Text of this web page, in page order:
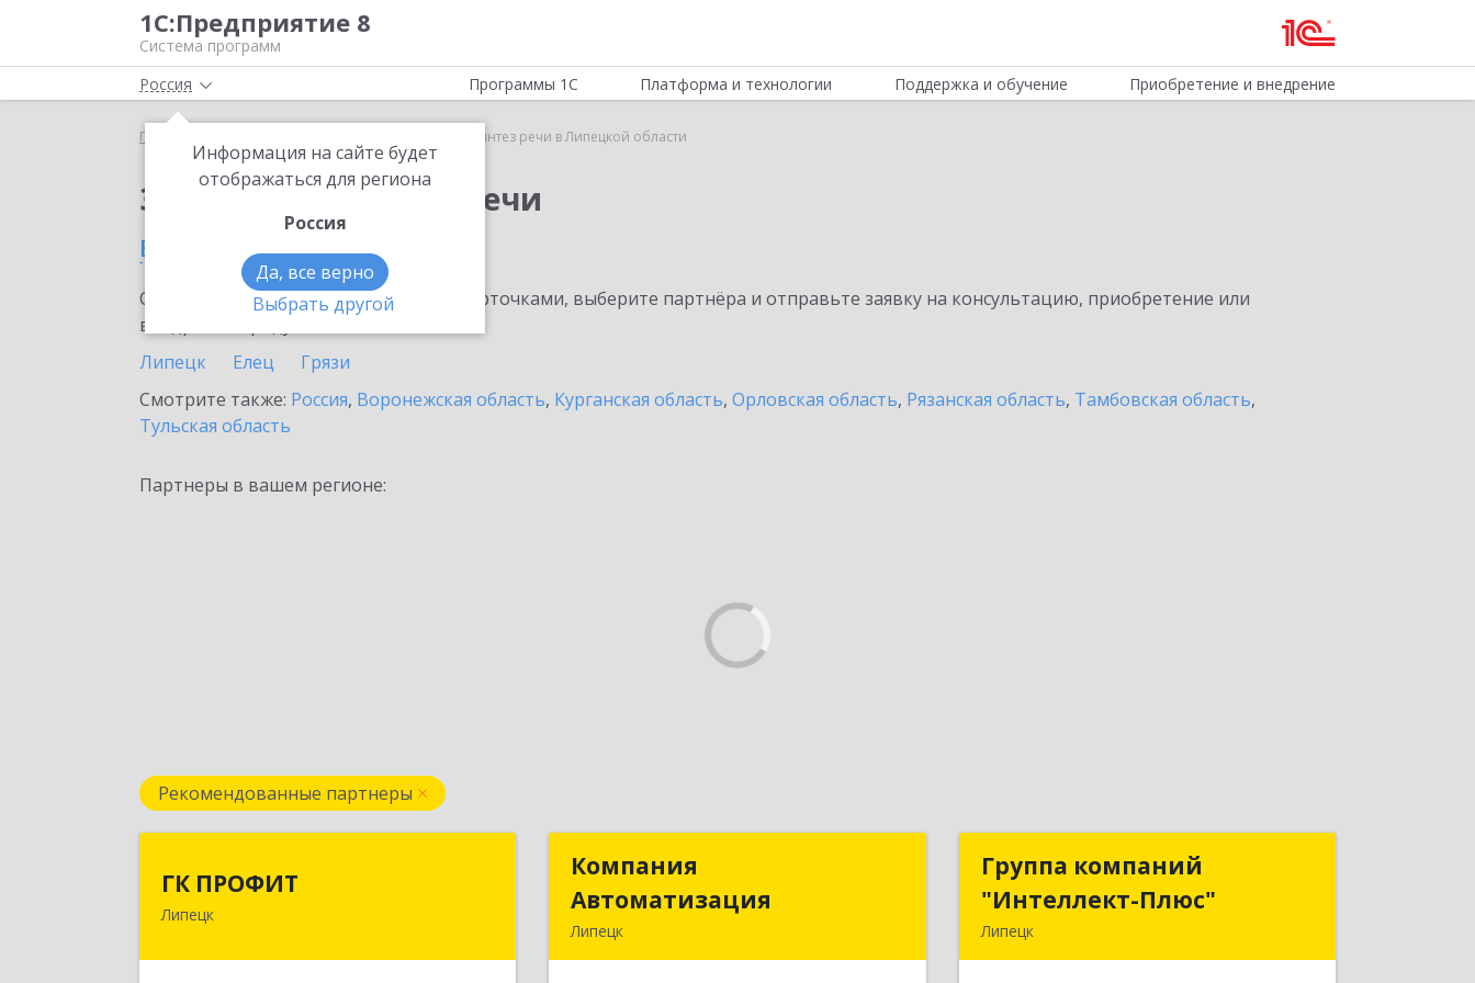
1С:Предприятие 8
Система программ
Россия
Информация на сайте будет
отображаться для региона
Россия
Да, все верно
Выбрать другой
Программы 1С Платформа и технологии Поддержка и обучение Приобретение и внедрение
Главная 1С:Синтез речи в Липецкой области
Заказать 1С:Синтез речи
в Липецкой области
Ознакомьтесь с информационными карточками, выберите партнёра и отправьте заявку на консультацию, приобретение или
внедрение продукта.
Липецк
Елец
Грязи
Смотрите также: Россия, Воронежская область, Курганская область, Орловская область, Рязанская область, Тамбовская область,
Тульская область
Партнеры в вашем регионе:
Рекомендованные партнеры
ГК ПРОФИТ
Липецк398001, Липецкая обл, Липецк г,
Компания
Автоматизация
Липецк
Автоматизация
Группа компаний
"Интеллект-Плюс"
Липецк
Группа компаний
"Интеллект-Плюс"